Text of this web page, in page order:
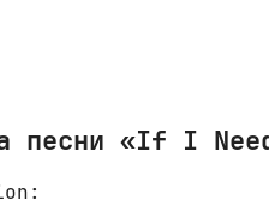
песни «If I